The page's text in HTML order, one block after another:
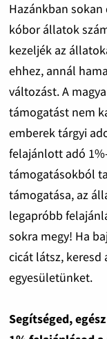
Hazánkban
kóbor állatok
kezeljék az
ehhez, annál
változást. A
támogatást nem
emberek tárgyi
felajánlott adó
támogatásokból
támogatása, az
legapróbb
sokra megy! Ha
cicát látsz, keresd
egyesületünket.
Segítséged,